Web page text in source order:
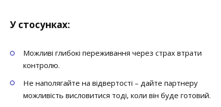
У стосунках:
Можливі глибокі переживання через страх втрати
контролю.
Не наполягайте на відвертості – дайте партнеру
можливість висловитися тоді, коли він буде готовий.